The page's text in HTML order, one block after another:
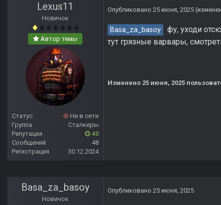
Lexus11
Новичок
Автор темы
Статус
Не в сети
Группа
Сталкеры
Репутация
40
Сообщений
48
Регистрация
30.12.2024
Опубликовано 25 июня, 2025
Basa_za_basoy
фу, уходи
тут грязные варвары,
Изменено 25 июня, 2025
Basa_za_basoy
Новичок
Опубликовано 25 июня, 2025